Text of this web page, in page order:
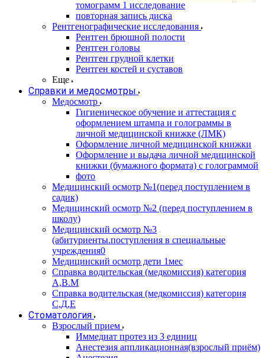
томограмм 1 исследование
повторная запись диска
Рентгенографические исследования
Рентген брюшной полости
Рентген головы
Рентген грудной клетки
Рентген костей и суставов
Еще
Справки и медосмотры
Медосмотр
Гигиеническое обучение и аттестация с
оформлением штампа и голограммы в
личной медицинской книжке (ЛМК)
Оформление личной медицинской книжки
Оформление и выдача личной медицинской
книжки (бумажного формата) с голограммой
фото
Медицинский осмотр №1(перед поступлением в
садик)
Медицинский осмотр №2 (перед поступлением в
школу)
Медицинский осмотр №3
(абитуриенты.поступления в специальные
учреждения0
Медицинский осмотр дети 1мес
Справка водительская (медкомиссия) категория
А,В.М
Справка водительская (медкомиссия) категория
С,Д,Е
Стоматология
Взрослый прием
Иммедиат протез из 3 единиц
Анестезия аппликационная(взрослый приём)